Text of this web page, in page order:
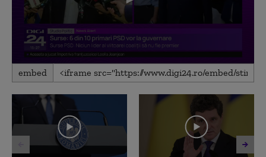
0
seconds
2
minutes,
seconds
embed